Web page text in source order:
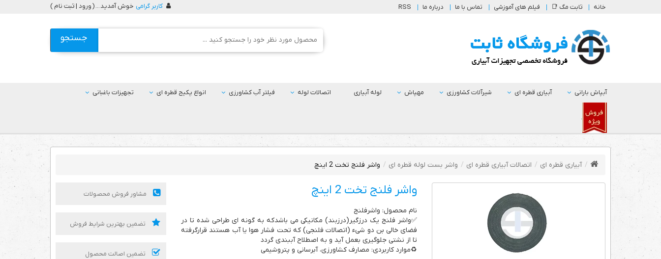
خانه ثابت مگ 📑 فیلم های آموزشی تماس با ما درباره ما RSS کاربر گرامی خوش آمدید ... (ورود | ثبت نام )
جستجو
آبپاش بارانی آبیاری قطره ای شیرآلات کشاورزی مهپاش لوله آبیاری اتصالات لوله فیلتر آب کشاورزی انواع پکیج قطره ای تجهیزات باغبانی
.
آبیاری قطره ای اتصالات آبیاری قطره ای واشر بست لوله قطره ای واشر فلنج تخت 2 اینچ
واشر فلنج تخت 2 اینچ
نام محصول: واشرفلنج
✅واشر فلنج یک درزگیر(درزبند) مکانیکی می ­باشد­که به ­گونه­ ای طراحی شده­ تا در
فضای خالی بن دو شیء ­(اتصالات فلنجی)­ که تحت فشار هوا یا آب هستند قرار­گرفته
تا از نشتی جلوگیری بعمل آید و به اصطلاح آب­بندی گردد
♻️موارد کاربردی: مصارف کشاورزی، آبرسانی و پتروشیمی
مشاور فروش محصولات
تضمین بهترین شرایط فروش
تضمین اصالت محصول